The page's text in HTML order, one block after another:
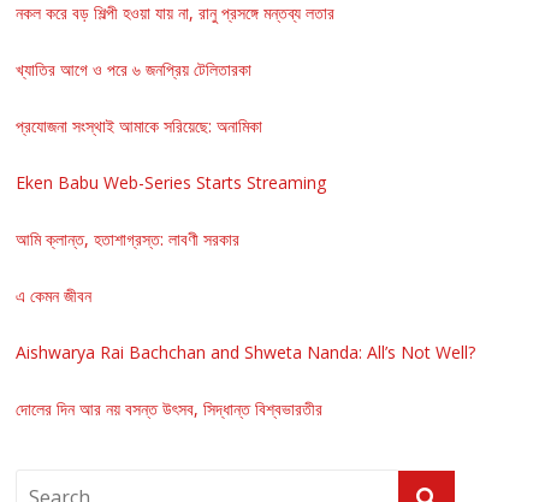
নকল করে বড় শিল্পী হওয়া যায় না, রানু প্রসঙ্গে মন্তব্য লতার
খ্যাতির আগে ও পরে ৬ জনপ্রিয় টেলিতারকা
প্রযোজনা সংস্থাই আমাকে সরিয়েছে: অনামিকা
Eken Babu Web-Series Starts Streaming
আমি ক্লান্ত, হতাশাগ্রস্ত: লাবণী সরকার
এ কেমন জীবন
Aishwarya Rai Bachchan and Shweta Nanda: All’s Not Well?
দোলের দিন আর নয় বসন্ত উৎসব, সিদ্ধান্ত বিশ্বভারতীর